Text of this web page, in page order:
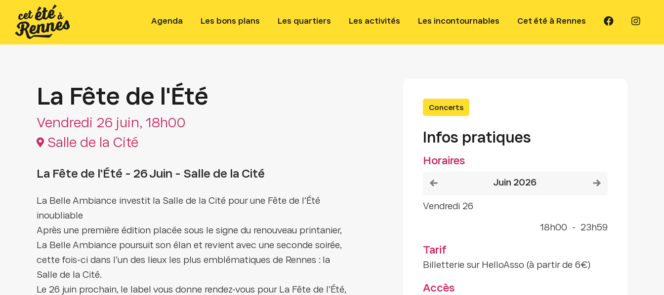
Agenda Les bons plans Les quartiers Les activités Les incontournables Cet été à Rennes
La Fête de l'Été
Vendredi 26 juin, 18h00
Salle de la Cité
La Fête de l'Été - 26 Juin - Salle de la Cité
La Belle Ambiance investit la Salle de la Cité pour une Fête de l’Été
inoubliable
Après une première édition placée sous le signe du renouveau printanier,
La Belle Ambiance poursuit son élan et revient avec une seconde soirée,
cette fois-ci dans l’un des lieux les plus emblématiques de Rennes : la
Salle de la Cité.
Le 26 juin prochain, le label vous donne rendez-vous pour La Fête de l’Été,
Concerts
Infos pratiques
Horaires
Voir le mois précédentjuin 2026
vendredi 26
18h00 - 23h59
Tarif
Billetterie sur HelloAsso (à partir de 6€)
Accès